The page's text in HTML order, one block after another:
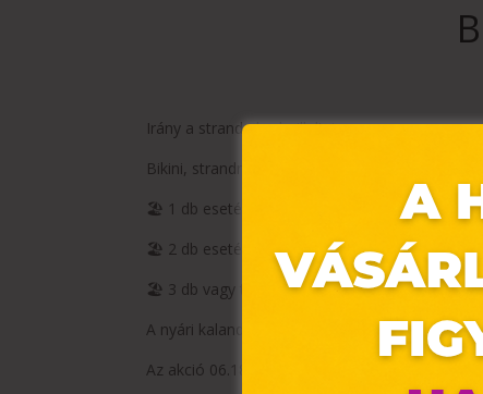
Irány a stranda budmillal! ☀️🌊
Bikini, strandruha vagy rövidnadrág? Most
🏖️ 1 db esetén: -10%
🏖️ 2 db esetén: -15%
🏖️ 3 db vagy több esetén: -20%
A nyári kalandok ne csak emlékezetesek,
Az akció 06.18–21. között érvényes.